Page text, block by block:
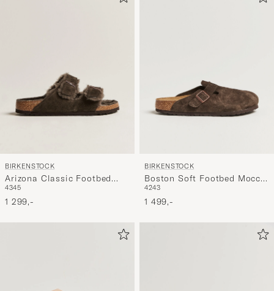
BIRKENSTOCK
Arizona Classic Footbed
Shearling Mocha Suede
4345
1 299,-
BIRKENSTOCK
Boston Soft Footbed Mocca
Suede
4243
1 499,-